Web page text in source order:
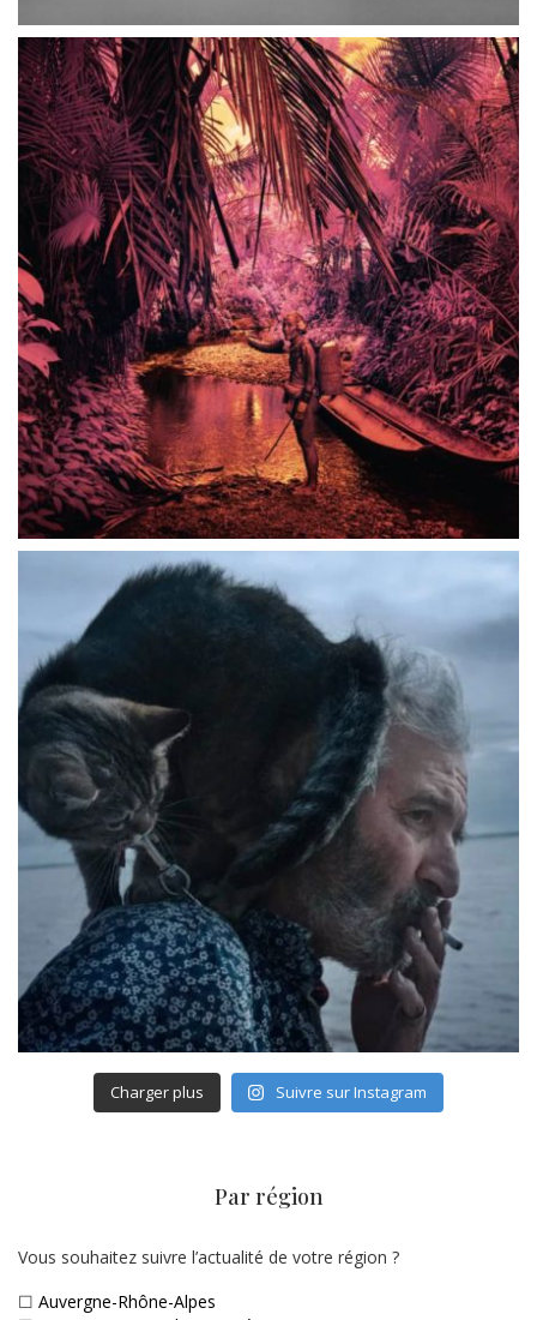
Charger plus Suivre sur Instagram
Par région
Vous souhaitez suivre l’actualité de votre région ?
☐ Auvergne-Rhône-Alpes